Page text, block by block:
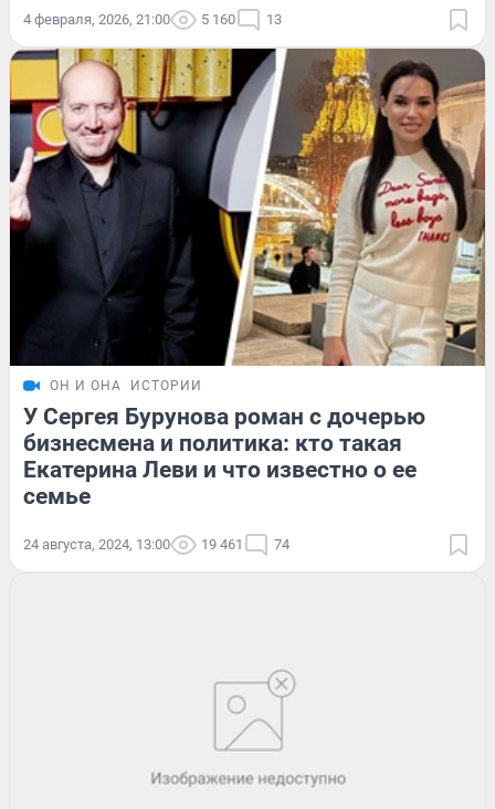
4 февраля, 2026, 21:00 5 160 13
ОН И ОНА ИСТОРИИ
У Сергея Бурунова роман с дочерью
бизнесмена и политика: кто такая
Екатерина Леви и что известно о ее
семье
24 августа, 2024, 13:00 19 461 74